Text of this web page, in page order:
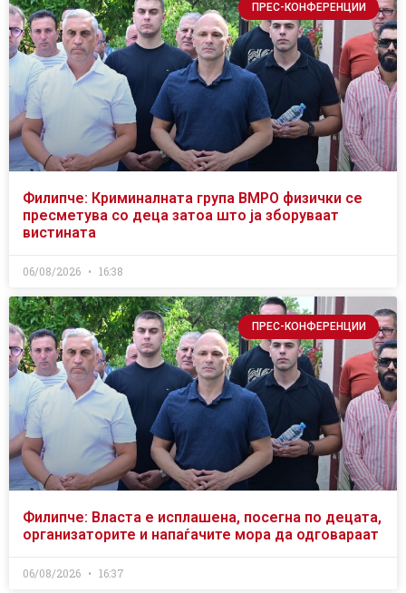
ПРЕС-КОНФЕРЕНЦИИ
Филипче: Криминалната група ВМРО физички се
пресметува со деца затоа што ја зборуваат
вистината
06/08/2026 16:38
ПРЕС-КОНФЕРЕНЦИИ
Филипче: Власта е исплашена, посегна по децата,
организаторите и напаѓачите мора да одговараат
06/08/2026 16:37